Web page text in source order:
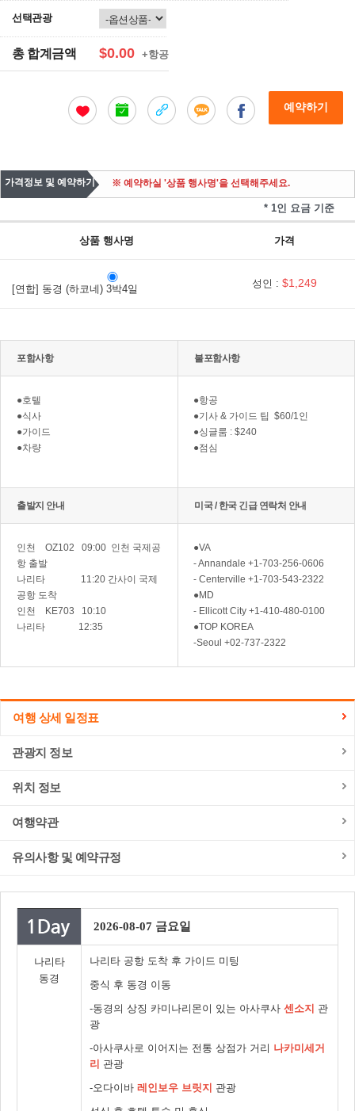
선택관광
총 합계금액 $0.00 +항공
예약하기
가격정보 및 예약하기 ※ 예약하실 '상품 행사명'을 선택해주세요.
* 1인 요금 기준
상품 행사명 가격
[연합] 동경 (하코네) 3박4일 성인 : $1,249
포함사항
●호텔
●식사
●가이드
●차량
불포함사항
●항공
●기사 & 가이드 팁 $60/1인
●싱글룸 : $240
●점심
출발지 안내
인천 OZ102 09:00 인천 국제공
항 출발
나리타 11:20 간사이 국제
공항 도착
인천 KE703 10:10
나리타 12:35
미국 / 한국 긴급 연락처 안내
●VA
- Annandale +1-703-256-0606
- Centerville +1-703-543-2322
●MD
- Ellicott City +1-410-480-0100
●TOP KOREA
-Seoul +02-737-2322
여행 상세 일정표
관광지 정보
위치 정보
여행약관
유의사항 및 예약규정
2026-08-07 금요일
나리타
동경
나리타 공항 도착 후 가이드 미팅
중식 후 동경 이동
-동경의 상징 카미나리몬이 있는 아사쿠사 센소지 관
광
-아사쿠사로 이어지는 전통 상점가 거리 나카미세거
리 관광
-오다이바 레인보우 브릿지 관광